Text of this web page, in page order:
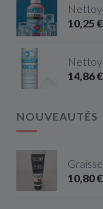
10,25
14,86
NOUVEAUTÉS
10,80